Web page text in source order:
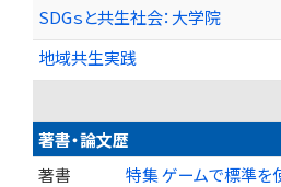
SDGｓと共生社会：大学院
地域共生実践
著書・論文歴
著書
特集 ゲームで標準を